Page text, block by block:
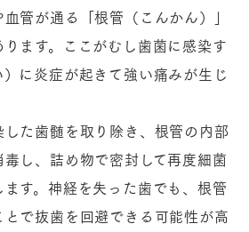
管が通る「根管（こんかん）」
ます。ここがむし歯菌に感染す
に炎症が起きて強い痛みが生じ
た歯髄を取り除き、根管の内部
し、詰め物で密封して再度細菌
す。神経を失った歯でも、根管
で抜歯を回避できる可能性が高